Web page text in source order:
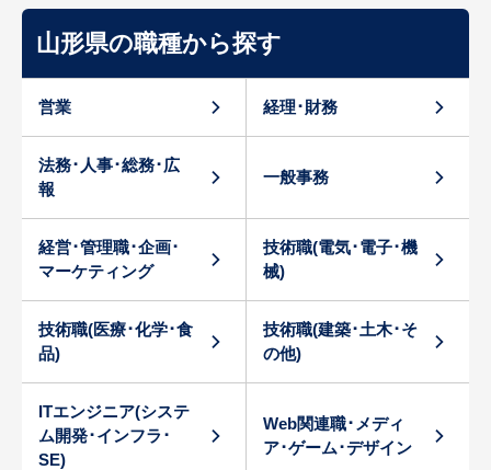
山形県の職種から探す
営業 経理･財務
法務･人事･総務･広
報
一般事務
経営･管理職･企画･
マーケティング
技術職(電気･電子･機
械)
技術職(医療･化学･食
品)
技術職(建築･土木･そ
の他)
ITエンジニア(システ
ム開発･インフラ･
SE)
Web関連職･メディ
ア･ゲーム･デザイン